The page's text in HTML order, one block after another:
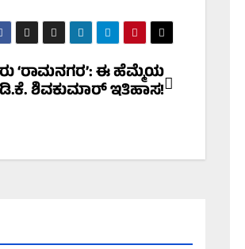
‘ರಾಮನಗರ’: ಈ ಹೆಮ್ಮೆಯ
ಶಿವಕುಮಾರ್ ಇತಿಹಾಸ!